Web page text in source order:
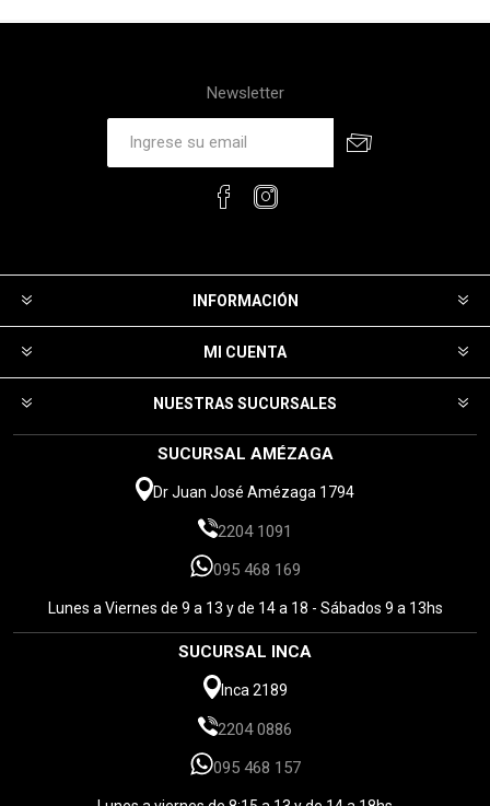
Newsletter
INFORMACIÓN
MI CUENTA
NUESTRAS SUCURSALES
SUCURSAL AMÉZAGA
Dr Juan José Amézaga 1794
2204 1091
095 468 169
Lunes a Viernes de 9 a 13 y de 14 a 18 - Sábados 9 a 13hs
SUCURSAL INCA
Inca 2189
2204 0886
095 468 157